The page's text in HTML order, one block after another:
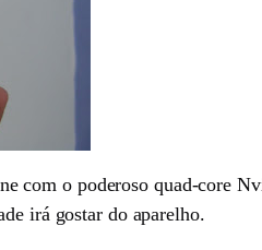
com o poderoso quad-core
irá gostar do aparelho.